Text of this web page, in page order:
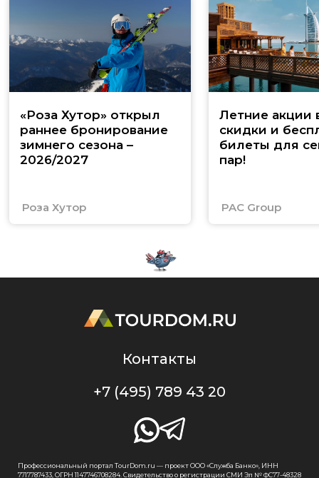
«Роза Хутор» открыл
раннее бронирование
зимнего сезона –
2026/2027
Роза Хутор
Летние акции
скидки и
билеты для
пар!
PAC Group
Контакты
+7 (495) 789 43 20
Профессиональный портал TourDom.ru — проект ООО «Служба Банко», ИНН
7717787433, ОГРН 1147746708284. Свидетельство о регистрации СМИ Эл № ФС77-48328